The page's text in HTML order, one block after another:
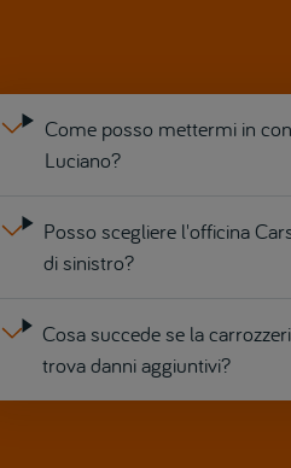
Come posso mettermi in
Luciano?
Posso scegliere l'officina
di sinistro?
Cosa succede se la
trova danni aggiuntivi?